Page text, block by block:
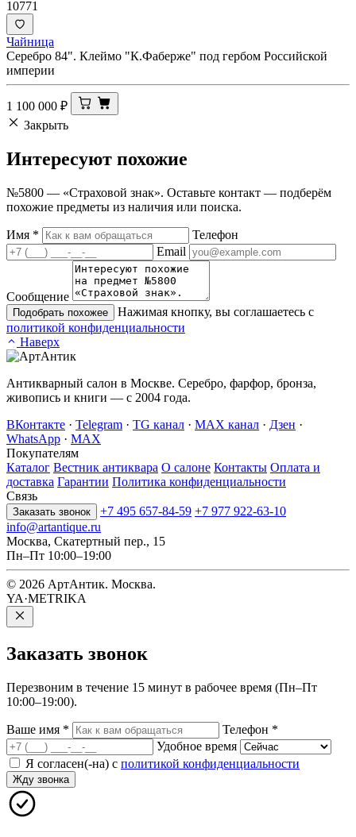
10771
Чайница
Серебро 84". Клеймо "К.Фаберже" под гербом Российской
империи
1 100 000 ₽
Закрыть
Интересуют похожие
№5800 — «Страховой знак». Оставьте контакт — подберём
похожие предметы из наличия или поиска.
Имя *
Телефон
Email
Сообщение
Подобрать похожее
Нажимая кнопку, вы соглашаетесь с
политикой конфиденциальности
Наверх
Антикварный салон в Москве. Серебро, фарфор, бронза,
живопись и книги — с 2004 года.
ВКонтакте · Telegram · TG канал · MAX канал · Дзен ·
WhatsApp · MAX
Покупателям
Каталог Вестник антиквара О салоне Контакты Оплата и
доставка Гарантии Политика конфиденциальности
Связь
Заказать звонок +7 495 657-84-59 +7 977 922-63-10
info@artantique.ru
Москва, Скатертный пер., 15
Пн–Пт 10:00–19:00
© 2026 АртАнтик. Москва.
YA·METRIKA
Заказать звонок
Перезвоним в течение 15 минут в рабочее время (Пн–Пт
10:00–19:00).
Ваше имя * Телефон *
Удобное время
Я согласен(-на) с политикой конфиденциальности
Жду звонка